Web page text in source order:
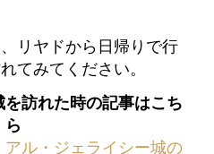
リヤドから日帰りで行
てみてください。
訪れた時の記事はこち
ら
アル・ジェライシー城の